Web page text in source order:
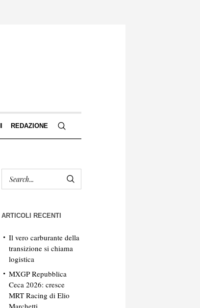
REDAZIONE
ARTICOLI RECENTI
Il vero carburante della
transizione si chiama
logistica
MXGP Repubblica
Ceca 2026: cresce
MRT Racing di Elio
Marchetti